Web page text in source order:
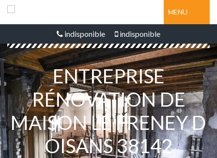
MENU
indisponible indisponible
ENTREPRISE
RÉNOVATION DE
MAISON LE FRENEY D
OISANS 38142